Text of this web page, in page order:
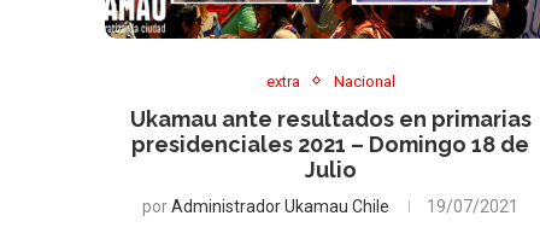
extra Nacional
Ukamau ante resultados en primarias
presidenciales 2021 – Domingo 18 de
Julio
porAdministrador Ukamau Chile 19/07/2021